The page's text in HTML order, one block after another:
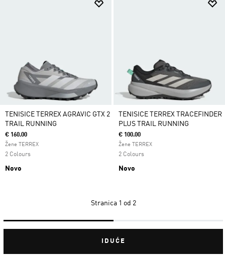
TENISICE TERREX AGRAVIC GTX 2
TRAIL RUNNING
€ 160.00
Žene TERREX
2 Colours
Novo
TENISICE TERREX TRACEFINDER
PLUS TRAIL RUNNING
€ 100.00
Žene TERREX
2 Colours
Novo
Stranica 1 od 2
IDUĆE